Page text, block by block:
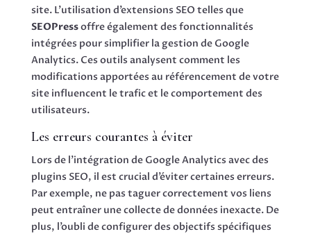
site. L’utilisation d’extensions SEO telles que
SEOPressoffre également des fonctionnalités
intégrées pour simplifier la gestion de Google
Analytics. Ces outils analysent comment les
modifications apportées au référencement de votre
site influencent le trafic et le comportement des
utilisateurs.
Les erreurs courantes à éviter
Lors de l’intégration de Google Analytics avec des
plugins SEO, il est crucial d’éviter certaines erreurs.
Par exemple, ne pas taguer correctement vos liens
peut entraîner une collecte de données inexacte. De
plus, l’oubli de configurer des objectifs spécifiques